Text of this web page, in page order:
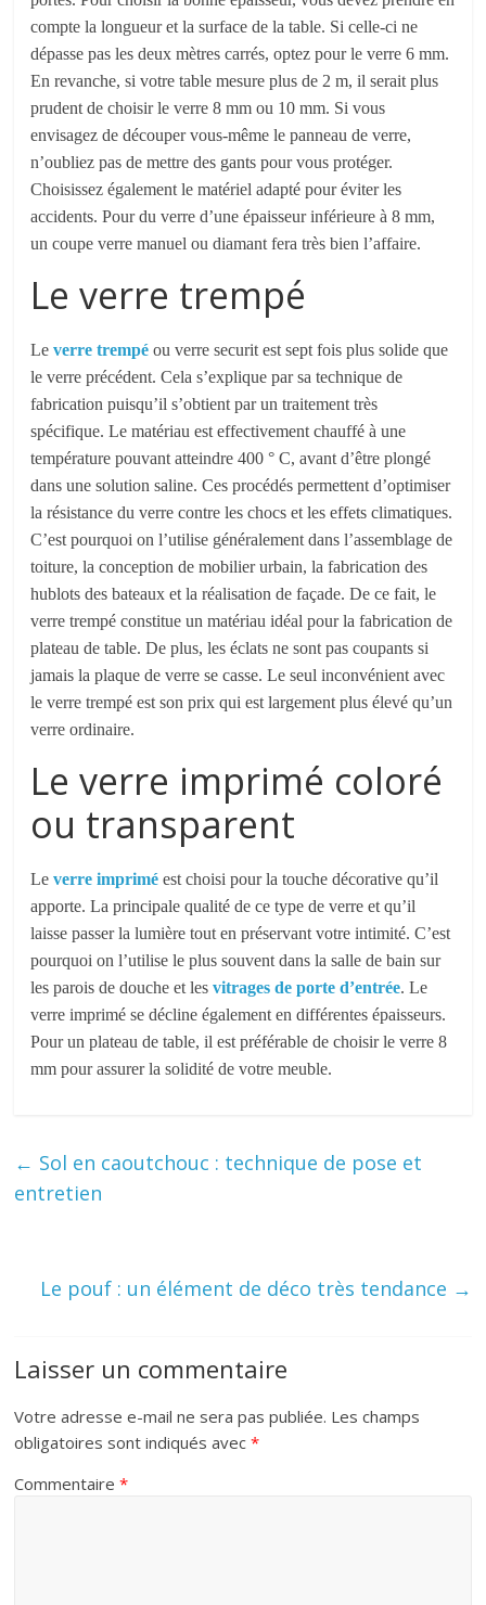
compte la longueur et la surface de la table. Si celle-ci ne
dépasse pas les deux mètres carrés, optez pour le verre 6 mm.
En revanche, si votre table mesure plusde 2 m, ilserait plus
prudent de choisir le verre 8 mm ou 10 mm. Si vous
envisagez de découper vous-même le panneau de verre,
n’oubliez pas de mettre des gants pour vous protéger.
Choisissez également le matériel adapté pour éviter les
accidents. Pour du verre d’une épaisseur inférieure à 8 mm,
un coupe verre manuel ou diamant fera très bien l’affaire.
Le verre trempé
Leverre trempé ou verre securit estsept fois plus solide que
le verre précédent. Cela s’explique parsa technique de
fabrication puisqu’il s’obtient par un traitement très
spécifique. Le matériau est effectivement chauffé à une
température pouvant atteindre 400 ° C,avant d’être plongé
dans une solution saline.Ces procédés permettent d’optimiser
la résistance du verre contre les chocs etles effets climatiques.
C’est pourquoi on l’utilise généralement dans l’assemblage de
toiture, la conception de mobilier urbain, la fabrication des
hublots des bateaux et la réalisation de façade. De ce fait, le
verre trempé constitue un matériau idéal pour la fabrication de
plateau de table. De plus, les éclats ne sont pas coupants si
jamais la plaque de verre se casse. Le seul inconvénient avec
le verre trempé est son prix qui est largement plus élevé qu’un
verre ordinaire.
Le verre imprimé coloré
ou transparent
Leverre imprimé est choisi pour la touche décorative qu’il
apporte. La principale qualité de ce type de verre et qu’il
laisse passer la lumière tout en préservant votre intimité. C’est
pourquoi on l’utilise le plus souvent dans la salle de bain sur
les parois de douche et lesvitrages de porte d’entrée. Le
verre imprimé se décline également en différentes épaisseurs.
Pour un plateau de table, il est préférable de choisir le verre 8
mm pour assurerla soliditéde votre meuble.
← Sol en caoutchouc : technique de pose et
entretien
Le pouf : un élément de déco très tendance →
Laisser un commentaire
Votre adresse e-mail ne sera pas publiée. Les champs
obligatoires sont indiqués avec*
Commentaire*